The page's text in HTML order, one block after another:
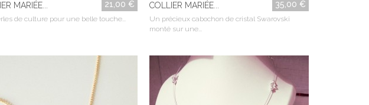
MARIÉE... 21,00 €
de culture pour une belle touche...
COLLIER MARIÉE... 35,00 €
Un précieux cabochon de cristal Swarovski
monté sur une...